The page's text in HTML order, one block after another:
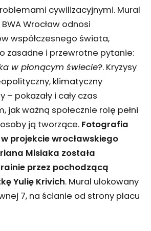
cywilizacyjnymi. Mural
Wrocław odnosi
współczesnego świata,
zasadne i przewrotne pytanie:
w płonącym świecie?. Kryzysy
klimatyczny
– pokazały i cały czas
jak ważną społecznie rolę pełni
ją tworzące. Fotografia
projekcie wrocławskiego
Misiaka została
przez pochodzącą
Yulię Krivich. Mural ulokowany
7, na ścianie od strony placu